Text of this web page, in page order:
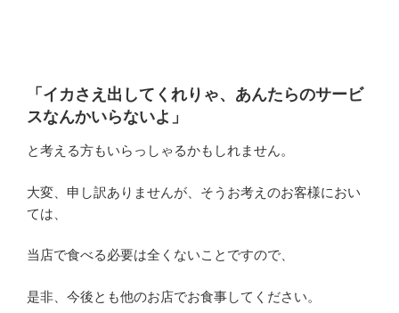
「イカさえ出してくれりゃ、あんたらのサービ
スなんかいらないよ」
と考える方もいらっしゃるかもしれません。
大変、申し訳ありませんが、そうお考えのお客様におい
ては、
当店で食べる必要は全くないことですので、
是非、今後とも他のお店でお食事してください。